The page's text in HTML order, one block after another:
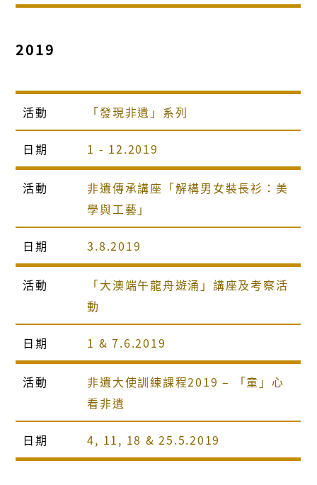
2019
活動 「發現非遺」系列
日期 1 - 12.2019
活動
非遺傳承講座「解構男女裝長衫：美
學與工藝」
日期 3.8.2019
活動
「大澳端午龍舟遊涌」講座及考察活
動
日期 1 & 7.6.2019
活動
非遺大使訓練課程2019 – 「童」心
看非遺
日期 4, 11, 18 & 25.5.2019